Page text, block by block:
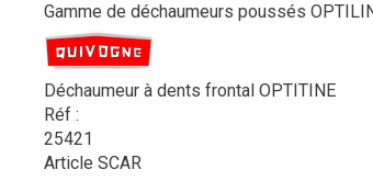
Gamme de déchaumeurs poussés
Déchaumeur à dents frontal OPTITINE
Réf :
25421
Article SCAR